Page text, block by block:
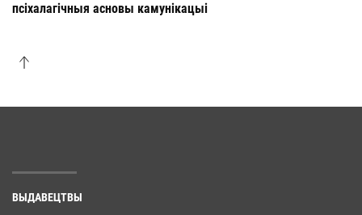
псіхалагічныя асновы камунікацыі
ВЫДАВЕЦТВЫ